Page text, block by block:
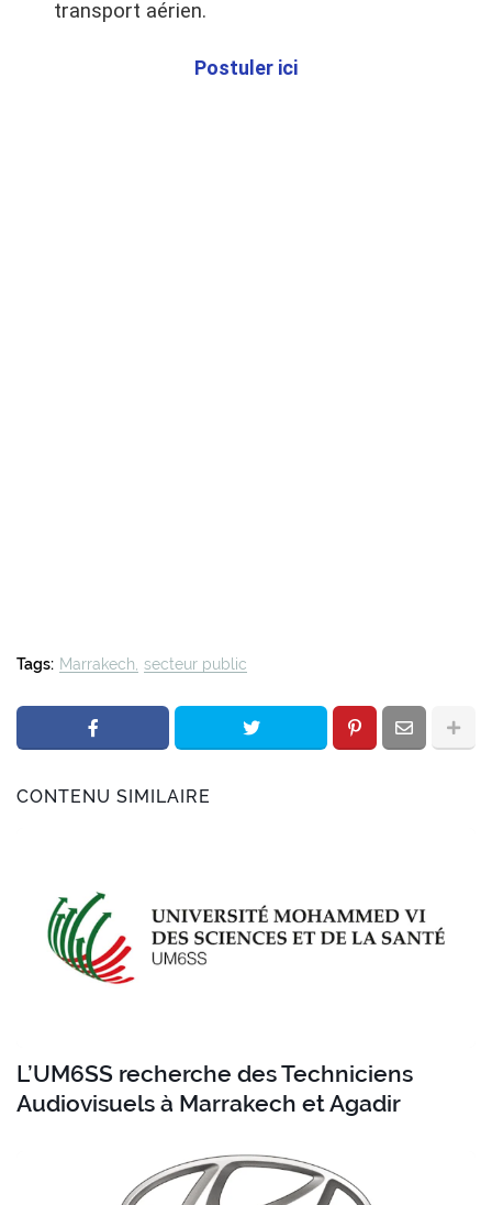
transport aérien.
Postuler ici
Tags: Marrakech secteur public
CONTENU SIMILAIRE
L’UM6SS recherche des Techniciens
Audiovisuels à Marrakech et Agadir